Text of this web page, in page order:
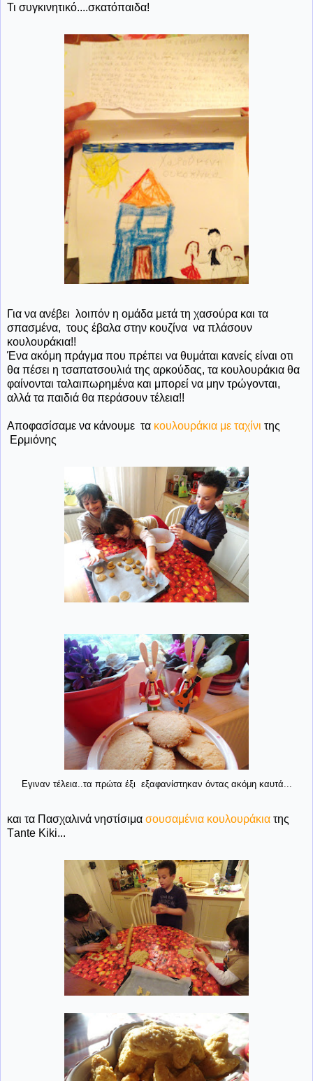
Τι συγκινητικό....σκατόπαιδα!
Για να ανέβει λοιπόν η ομάδα μετά τη χασούρα και τα
σπασμένα, τους έβαλα στην κουζίνα να πλάσουν
κουλουράκια!!
Ένα ακόμη πράγμα που πρέπει να θυμάται κανείς είναι οτι
θα πέσει η τσαπατσουλιά της αρκούδας, τα κουλουράκια θα
φαίνονται ταλαιπωρημένα και μπορεί να μην τρώγονται,
αλλά τα παιδιά θα περάσουν τέλεια!!
Αποφασίσαμε να κάνουμε τα κουλουράκια με ταχίνι της
Ερμιόνης
Εγιναν τέλεια..τα πρώτα έξι εξαφανίστηκαν όντας ακόμη καυτά...
και τα Πασχαλινά νηστίσιμα σουσαμένια κουλουράκια της
Τante Kiki...